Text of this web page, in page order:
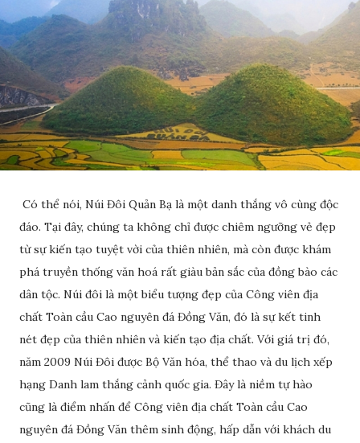
Có thể nói, Núi Đôi Quản Bạ là một danh thắng vô cùng độc
đáo. Tại đây, chúng ta không chỉ được chiêm ngưỡng vẻ đẹp
từ sự kiến tạo tuyệt vời của thiên nhiên, mà còn được khám
phá truyền thống văn hoá rất giàu bản sắc của đồng bào các
dân tộc. Núi đôi là một biểu tượng đẹp của Công viên địa
chất Toàn cầu Cao nguyên đá Đồng Văn, đó là sự kết tinh
nét đẹp của thiên nhiên và kiến tạo địa chất. Với giá trị đó,
năm 2009 Núi Đôi được Bộ Văn hóa, thể thao và du lịch xếp
hạng Danh lam thắng cảnh quốc gia. Đây là niềm tự hào
cũng là điểm nhấn để Công viên địa chất Toàn cầu Cao
nguyên đá Đồng Văn thêm sinh động, hấp dẫn với khách du